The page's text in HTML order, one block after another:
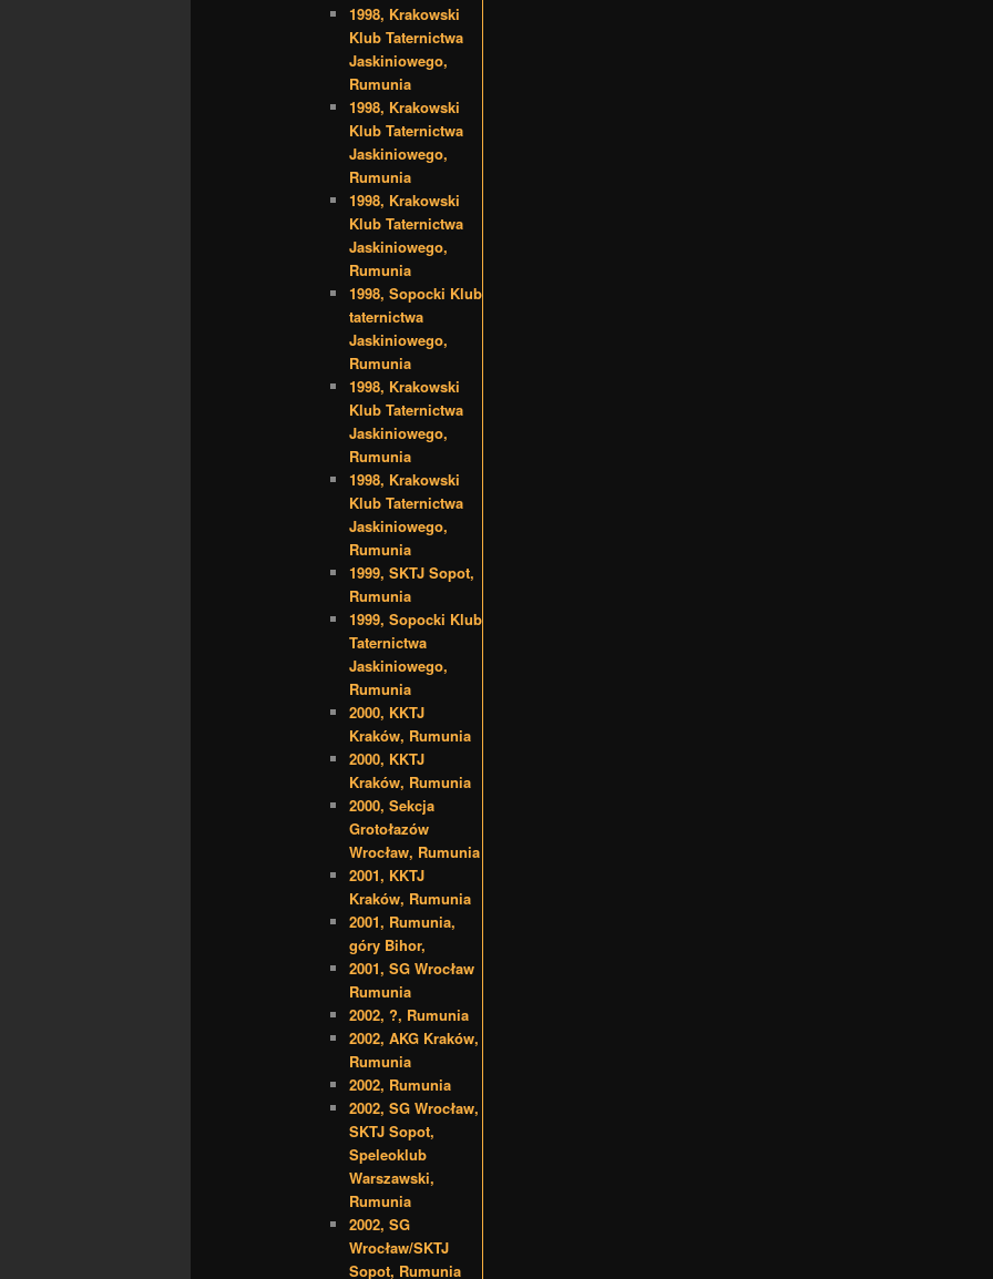
1998, Krakowski
Klub Taternictwa
Jaskiniowego,
Rumunia
1998, Krakowski
Klub Taternictwa
Jaskiniowego,
Rumunia
1998, Krakowski
Klub Taternictwa
Jaskiniowego,
Rumunia
1998, Sopocki Klub
taternictwa
Jaskiniowego,
Rumunia
1998, Krakowski
Klub Taternictwa
Jaskiniowego,
Rumunia
1998, Krakowski
Klub Taternictwa
Jaskiniowego,
Rumunia
1999, SKTJ Sopot,
Rumunia
1999, Sopocki Klub
Taternictwa
Jaskiniowego,
Rumunia
2000, KKTJ
Kraków, Rumunia
2000, KKTJ
Kraków, Rumunia
2000, Sekcja
Grotołazów
Wrocław, Rumunia
2001, KKTJ
Kraków, Rumunia
2001, Rumunia,
góry Bihor,
2001, SG Wrocław
Rumunia
2002, ?, Rumunia
2002, AKG Kraków,
Rumunia
2002, Rumunia
2002, SG Wrocław,
SKTJ Sopot,
Speleoklub
Warszawski,
Rumunia
2002, SG
Wrocław/SKTJ
Sopot, Rumunia